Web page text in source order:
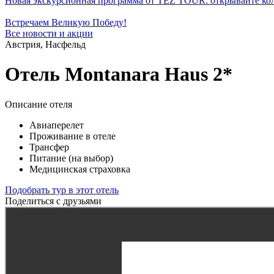
Встречаем Великую Победу!
Все новости и акции
Австрия, Насфельд
Отель Montanara Haus 2*
Описание отеля
Авиаперелет
Проживание в отеле
Трансфер
Питание (на выбор)
Медицинская страховка
Подобрать тур в этот отель
Поделиться с друзьями